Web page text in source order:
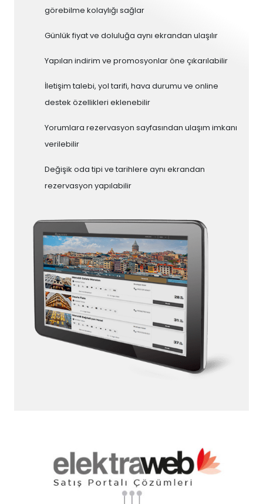
görebilme kolaylığı sağlar
Günlük fiyat ve doluluğa aynı ekrandan ulaşılır
Yapılan indirim ve promosyonlar öne çıkarılabilir
İletişim talebi, yol tarifi, hava durumu ve online
destek özellikleri eklenebilir
Yorumlara rezervasyon sayfasından ulaşım imkanı
verilebilir
Değişik oda tipi ve tarihlere aynı ekrandan
rezervasyon yapılabilir